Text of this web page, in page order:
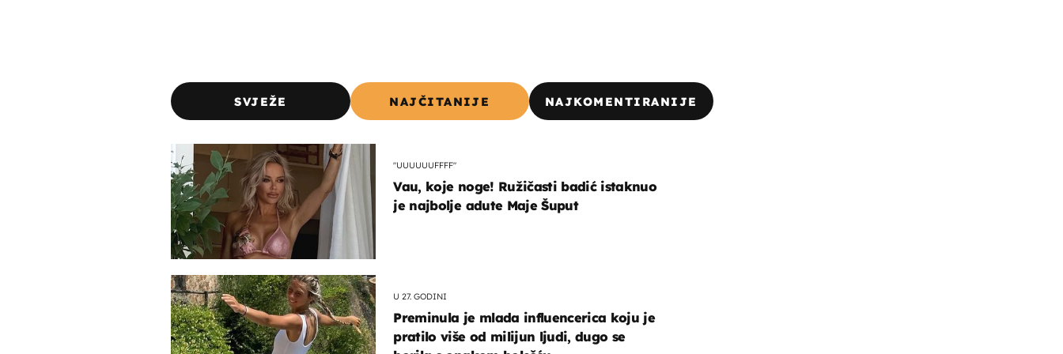
SVJEŽE NAJČITANIJE NAJKOMENTIRANIJE
"UUUUUUFFFF"
Vau, koje noge! Ružičasti badić istaknuo
je najbolje adute Maje Šuput
U 27. GODINI
Preminula je mlada influencerica koju je
pratilo više od milijun ljudi, dugo se